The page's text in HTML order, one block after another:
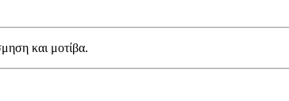
και μοτίβα.